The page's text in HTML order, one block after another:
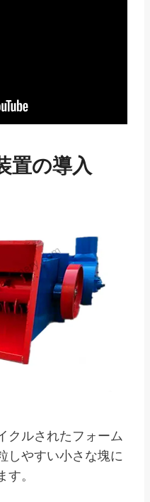
置の導入
クルされたフォーム
しやすい小さな塊に
。